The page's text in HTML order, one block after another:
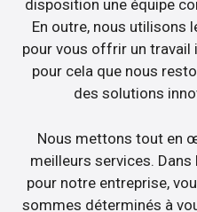
disposition une équipe
En outre, nous utilisons
pour vous offrir un travail
pour cela que nous
des solutions
Nous mettons tout en
meilleurs services. Dans
pour notre entreprise,
sommes déterminés à